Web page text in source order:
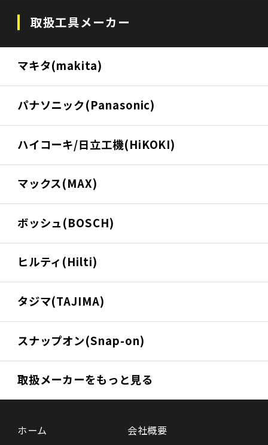
取扱工具メーカー
マキタ(makita)
パナソニック(Panasonic)
ハイコーキ/日立工機(HiKOKI)
マックス(MAX)
ボッシュ(BOSCH)
ヒルティ(Hilti)
タジマ(TAJIMA)
スナップオン(Snap-on)
取扱メーカーをもっと見る
ホーム
会社概要